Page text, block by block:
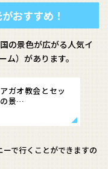
おすすめ！
の景色が広がる人気イ
ム）があります。
ガオ教会とセッ
の景…
で行くことができますの